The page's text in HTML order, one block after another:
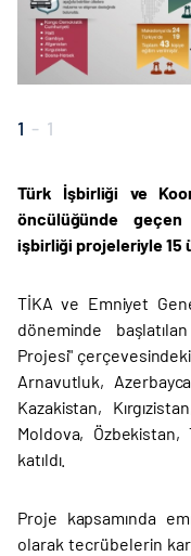
1 - 1
Türk İşbirliği ve
öncülüğünde
işbirliği projeleriyle 15
TİKA ve Emniyet
döneminde
Projesi"
Arnavutluk,
Kazakistan,
Moldova,
katıldı.
Proje kapsamında
olarak tecrübelerin